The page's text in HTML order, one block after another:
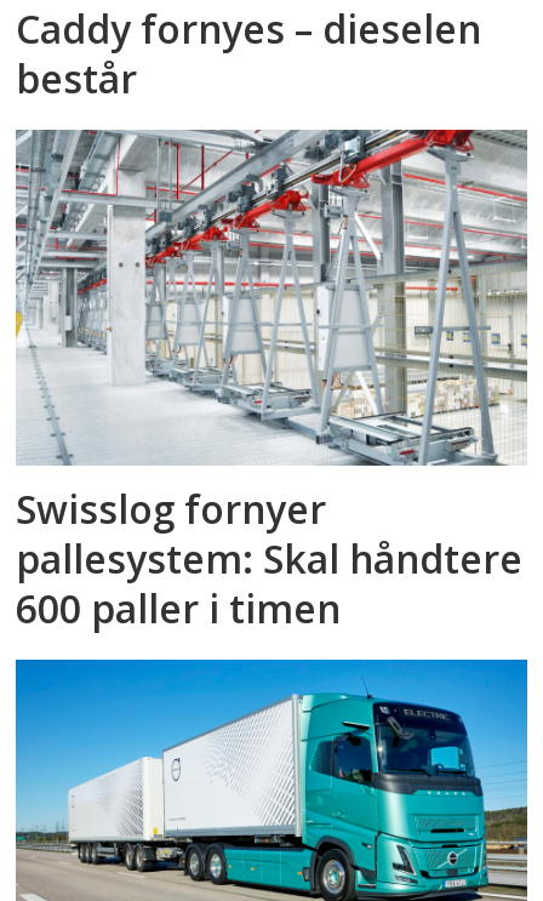
Caddy fornyes – dieselen
består
Swisslog fornyer
pallesystem: Skal håndtere
600 paller i timen